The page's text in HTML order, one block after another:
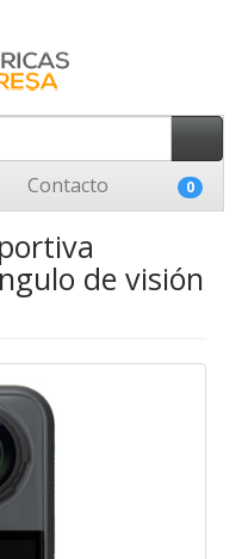
Contacto 0
de visión